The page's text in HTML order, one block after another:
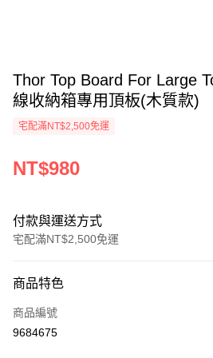
Thor Top Board For Large
線收納箱專用頂板(木質款)
宅配滿NT$2,500免運
NT$980
付款與運送方式
宅配滿NT$2,500免運
信用卡一次付款
信用卡分期付款
商品特色
商品編號
9684675